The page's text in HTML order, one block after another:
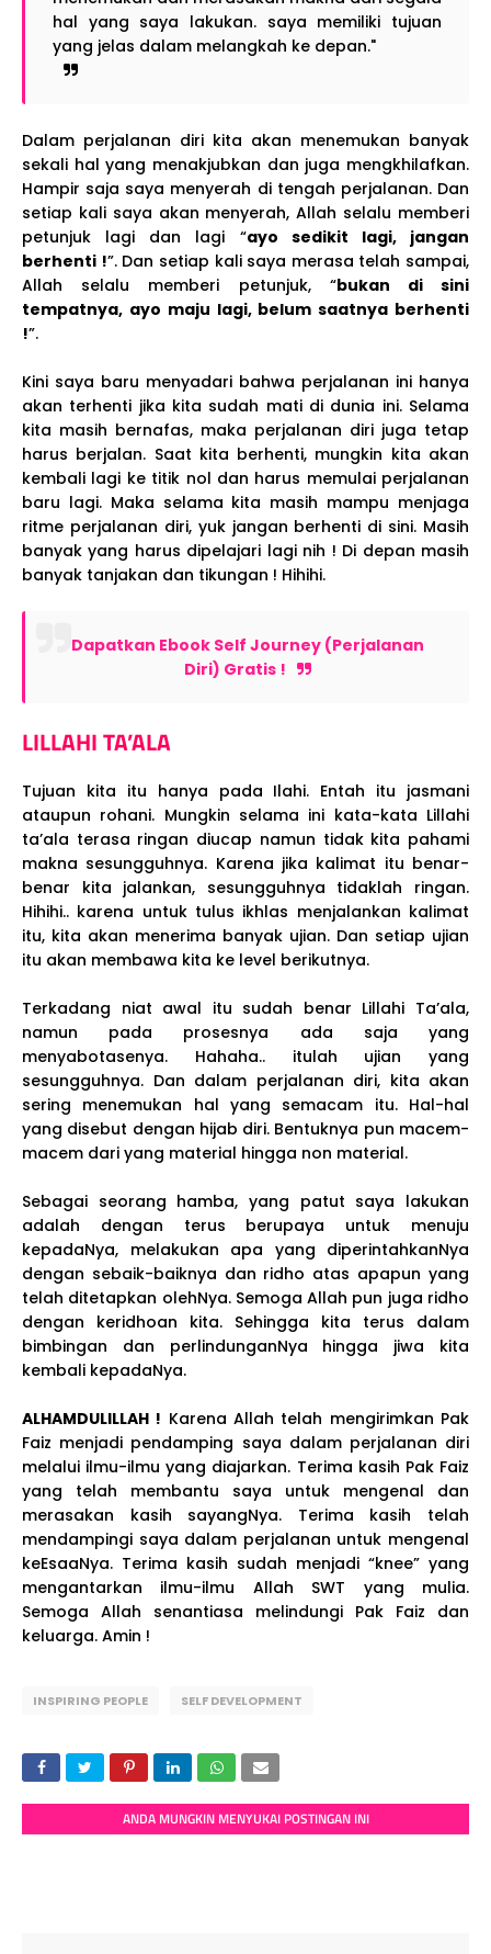
hal yang saya lakukan. saya memiliki tujuan
yang jelas dalam melangkah ke depan."
Dalam perjalanan diri kita akan menemukan banyak
sekali hal yang menakjubkan dan juga mengkhilafkan.
Hampir saja saya menyerah di tengah perjalanan. Dan
setiap kali saya akan menyerah, Allah selalu memberi
petunjuk lagi dan lagi “ayo sedikit lagi, jangan
berhenti !”. Dan setiap kali saya merasa telah sampai,
Allah selalu memberi petunjuk, “bukan di sini
tempatnya, ayo maju lagi, belum saatnya berhenti
!”.
Kini saya baru menyadari bahwa perjalanan ini hanya
akan terhenti jika kita sudah mati di dunia ini. Selama
kita masih bernafas, maka perjalanan diri juga tetap
harus berjalan. Saat kita berhenti, mungkin kita akan
kembali lagi ke titik nol dan harus memulai perjalanan
baru lagi. Maka selama kita masih mampu menjaga
ritme perjalanan diri, yuk jangan berhenti di sini. Masih
banyak yang harus dipelajari lagi nih ! Di depan masih
banyak tanjakan dan tikungan ! Hihihi.
Dapatkan Ebook Self Journey (Perjalanan
Diri) Gratis !
LILLAHI TA’ALA
Tujuan kita itu hanya pada Ilahi. Entah itu jasmani
ataupun rohani. Mungkin selama ini kata-kata Lillahi
ta’ala terasa ringan diucap namun tidak kita pahami
makna sesungguhnya. Karena jika kalimat itu benar-
benar kita jalankan, sesungguhnya tidaklah ringan.
Hihihi.. karena untuk tulus ikhlas menjalankan kalimat
itu, kita akan menerima banyak ujian. Dan setiap ujian
itu akan membawa kita ke level berikutnya.
Terkadang niat awal itu sudah benar Lillahi Ta’ala,
namun pada prosesnya ada saja yang
menyabotasenya. Hahaha.. itulah ujian yang
sesungguhnya. Dan dalam perjalanan diri, kita akan
sering menemukan hal yang semacam itu. Hal-hal
yang disebut dengan hijab diri. Bentuknya pun macem-
macem dari yang material hingga non material.
Sebagai seorang hamba, yang patut saya lakukan
adalah dengan terus berupaya untuk menuju
kepadaNya, melakukan apa yang diperintahkanNya
dengan sebaik-baiknya dan ridho atas apapun yang
telah ditetapkan olehNya. Semoga Allah pun juga ridho
dengan keridhoan kita. Sehingga kita terus dalam
bimbingan dan perlindunganNya hingga jiwa kita
kembali kepadaNya.
ALHAMDULILLAH ! Karena Allah telah mengirimkan Pak
Faiz menjadi pendamping saya dalam perjalanan diri
melalui ilmu-ilmu yang diajarkan. Terima kasih Pak Faiz
yang telah membantu saya untuk mengenal dan
merasakan kasih sayangNya. Terima kasih telah
mendampingi saya dalam perjalanan untuk mengenal
keEsaaNya. Terima kasih sudah menjadi “knee” yang
mengantarkan ilmu-ilmu Allah SWT yang mulia.
Semoga Allah senantiasa melindungi Pak Faiz dan
keluarga. Amin !
INSPIRING PEOPLE SELF DEVELOPMENT
ANDA MUNGKIN MENYUKAI POSTINGAN INI